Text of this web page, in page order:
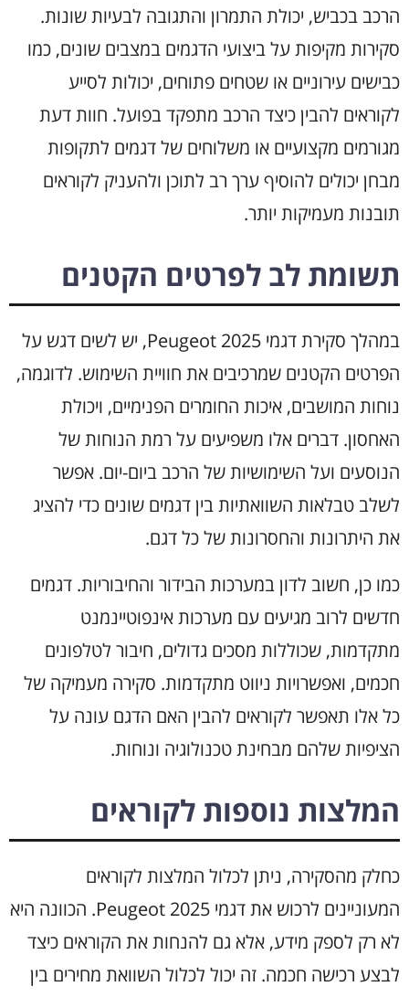
הרכב בכביש, יכולת התמרון והתגובה לבעיות שונות.
סקירות מקיפות על ביצועי הדגמים במצבים שונים, כמו
כבישים עירוניים או שטחים פתוחים, יכולות לסייע
לקוראים להבין כיצד הרכב מתפקד בפועל. חוות דעת
מגורמים מקצועיים או משלוחים של דגמים לתקופות
מבחן יכולים להוסיף ערך רב לתוכן ולהעניק לקוראים
תובנות מעמיקות יותר.
תשומת לב לפרטים הקטנים
במהלך סקירת דגמי Peugeot 2025, יש לשים דגש על
הפרטים הקטנים שמרכיבים את חוויית השימוש. לדוגמה,
נוחות המושבים, איכות החומרים הפנימיים, ויכולת
האחסון. דברים אלו משפיעים על רמת הנוחות של
הנוסעים ועל השימושיות של הרכב ביום-יום. אפשר
לשלב טבלאות השוואתיות בין דגמים שונים כדי להציג
את היתרונות והחסרונות של כל דגם.
כמו כן, חשוב לדון במערכות הבידור והחיבוריות. דגמים
חדשים לרוב מגיעים עם מערכות אינפוטיינמנט
מתקדמות, שכוללות מסכים גדולים, חיבור לטלפונים
חכמים, ואפשרויות ניווט מתקדמות. סקירה מעמיקה של
כל אלו תאפשר לקוראים להבין האם הדגם עונה על
הציפיות שלהם מבחינת טכנולוגיה ונוחות.
המלצות נוספות לקוראים
כחלק מהסקירה, ניתן לכלול המלצות לקוראים
המעוניינים לרכוש את דגמי Peugeot 2025. הכוונה היא
לא רק לספק מידע, אלא גם להנחות את הקוראים כיצד
לבצע רכישה חכמה. זה יכול לכלול השוואת מחירים בין